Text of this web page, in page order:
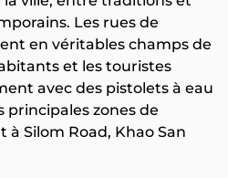
Les rues de
en véritables champs de
et les touristes
avec des pistolets à eau
principales zones de
Silom Road, Khao San